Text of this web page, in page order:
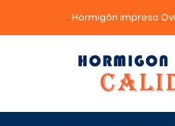
Hormigón impreso